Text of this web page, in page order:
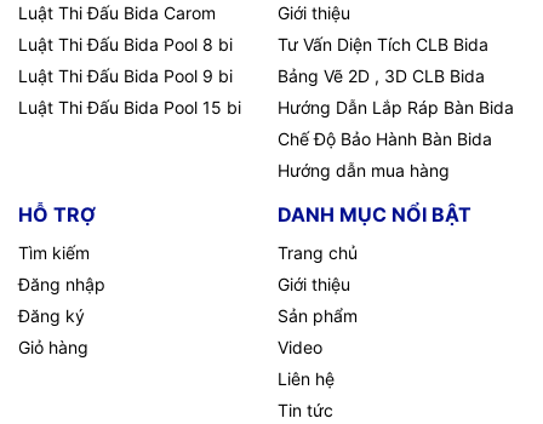
Luật Thi Đấu Bida Carom
Luật Thi Đấu Bida Pool 8 bi
Luật Thi Đấu Bida Pool 9 bi
Luật Thi Đấu Bida Pool 15 bi
Giới thiệu
Tư Vấn Diện Tích CLB Bida
Bảng Vẽ 2D , 3D CLB Bida
Hướng Dẫn Lắp Ráp Bàn Bida
Chế Độ Bảo Hành Bàn Bida
Hướng dẫn mua hàng
HỖ TRỢ
Tìm kiếm
Đăng nhập
Đăng ký
Giỏ hàng
DANH MỤC NỔI BẬT
Trang chủ
Giới thiệu
Sản phẩm
Video
Liên hệ
Tin tức